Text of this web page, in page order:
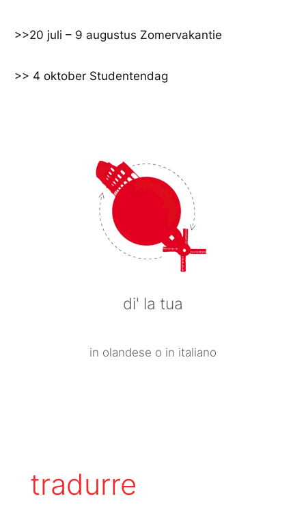
naar
>>20 juli – 9 augustus Zomervakantie
>> 4 oktober Studentendag
di' la tua
in olandese o in italiano
tradurre